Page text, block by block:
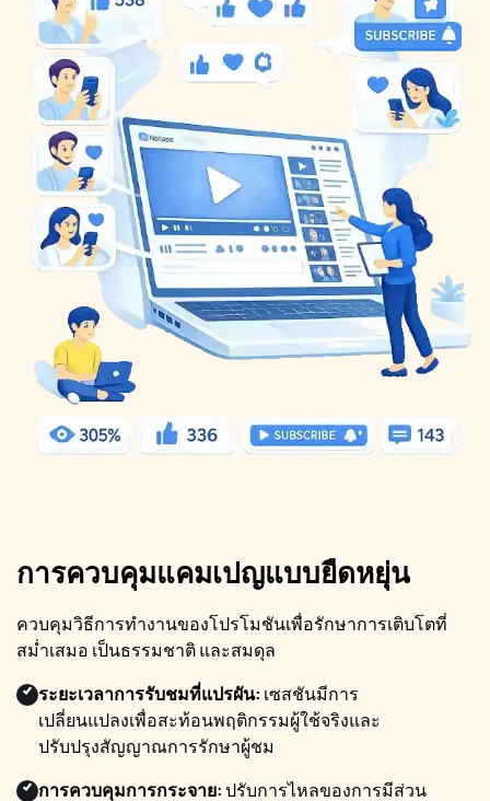
การควบคุมแคมเปญแบบยืดหยุ่น
ควบคุมวิธีการทำงานของโปรโมชันเพื่อรักษาการเติบโตที่
สม่ำเสมอ เป็นธรรมชาติ และสมดุล
ระยะเวลาการรับชมที่แปรผัน: เซสชันมีการ
เปลี่ยนแปลงเพื่อสะท้อนพฤติกรรมผู้ใช้จริงและ
ปรับปรุงสัญญาณการรักษาผู้ชม
การควบคุมการกระจาย:ปรับการไหลของการมีส่วน